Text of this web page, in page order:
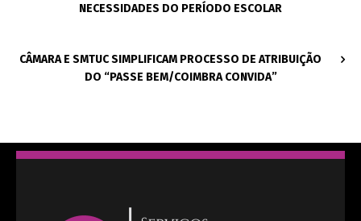
NECESSIDADES DO PERÍODO ESCOLAR
CÂMARA E SMTUC SIMPLIFICAM PROCESSO DE ATRIBUIÇÃO
DO “PASSE BEM/COIMBRA CONVIDA”